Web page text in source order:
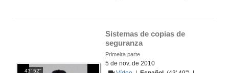
43' 52''
Sistemas de copias de
seguranza
Primeira parte
5 de nov. de 2010